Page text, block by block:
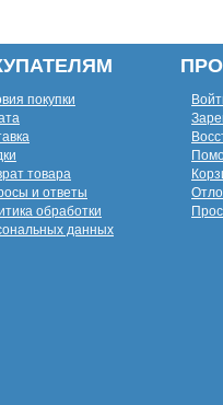
покупки
товара
и ответы
обработки
данных